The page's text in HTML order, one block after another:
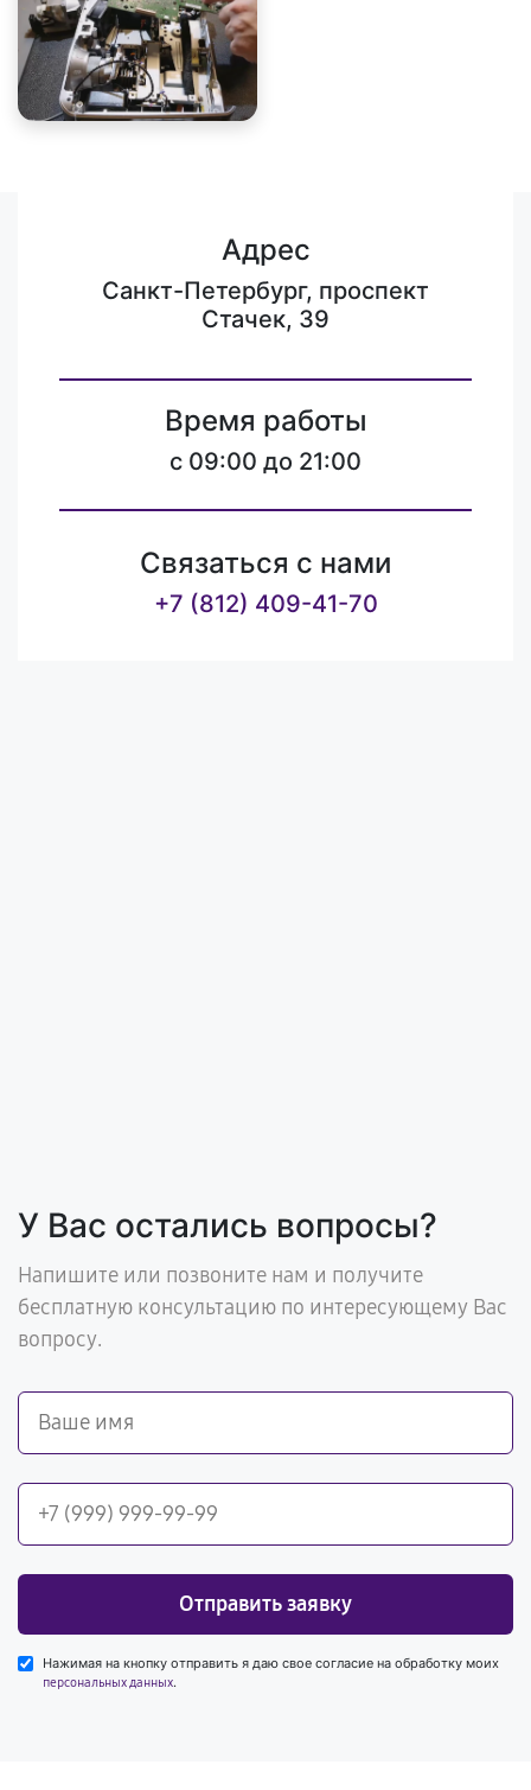
Адрес
Санкт-Петербург, проспект
Стачек, 39
Время работы
c 09:00 до 21:00
Связаться с нами
+7 (812) 409-41-70
У Вас остались вопросы?
Напишите или позвоните нам и получите
бесплатную консультацию по интересующему Вас
вопросу.
Отправить заявку
Нажимая на кнопку отправить я даю свое согласие на обработку моих
персональных данных.